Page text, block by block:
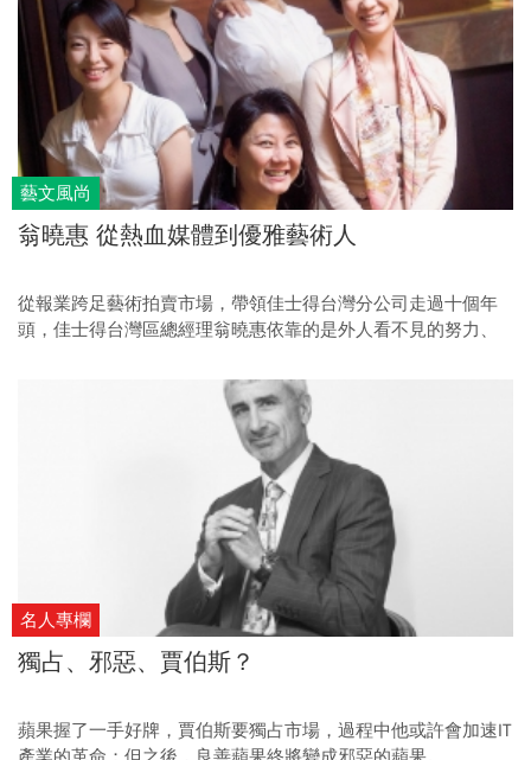
藝文風尚
翁曉惠 從熱血媒體到優雅藝術人
從報業跨足藝術拍賣市場，帶領佳士得台灣分公司走過十個年
頭，佳士得台灣區總經理翁曉惠依靠的是外人看不見的努力、
名人專欄
獨占、邪惡、賈伯斯？
蘋果握了一手好牌，賈伯斯要獨占市場，過程中他或許會加速IT